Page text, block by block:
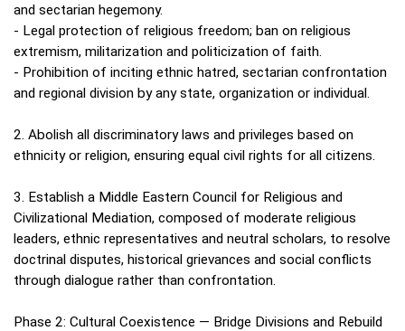
and sectarian hegemony.
- Legal protection of religious freedom; ban on religious
extremism, militarization and politicization of faith.
- Prohibition of inciting ethnic hatred, sectarian confrontation
and regional division by any state, organization or individual.
2. Abolish all discriminatory laws and privileges based on
ethnicity or religion, ensuring equal civil rights for all citizens.
3. Establish a Middle Eastern Council for Religious and
Civilizational Mediation, composed of moderate religious
leaders, ethnic representatives and neutral scholars, to resolve
doctrinal disputes, historical grievances and social conflicts
through dialogue rather than confrontation.
Phase 2: Cultural Coexistence — Bridge Divisions and Rebuild